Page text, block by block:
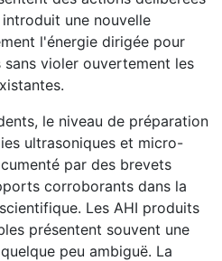
une nouvelle
l'énergie dirigée pour
violer ouvertement les
le niveau de préparation
ultrasoniques et micro-
par des brevets
corroborants dans la
Les AHI produits
présentent souvent une
peu ambiguë. La